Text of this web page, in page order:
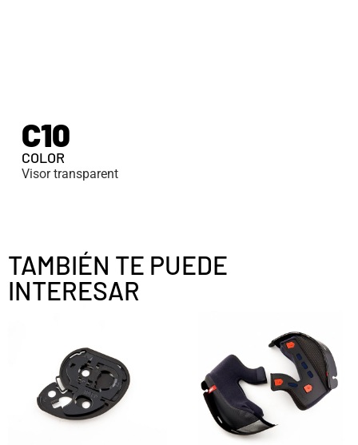
C10
COLOR
Visor transparent
TAMBIÉN TE PUEDE
INTERESAR